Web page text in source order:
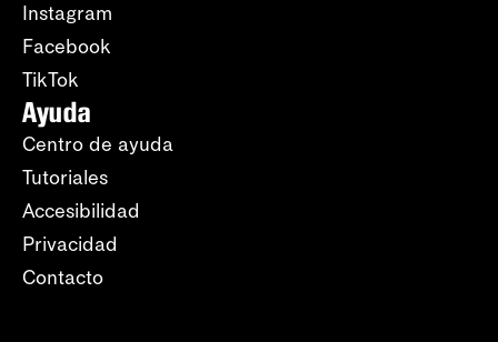
Instagram
Facebook
TikTok
Ayuda
Centro de ayuda
Tutoriales
Accesibilidad
Privacidad
Contacto